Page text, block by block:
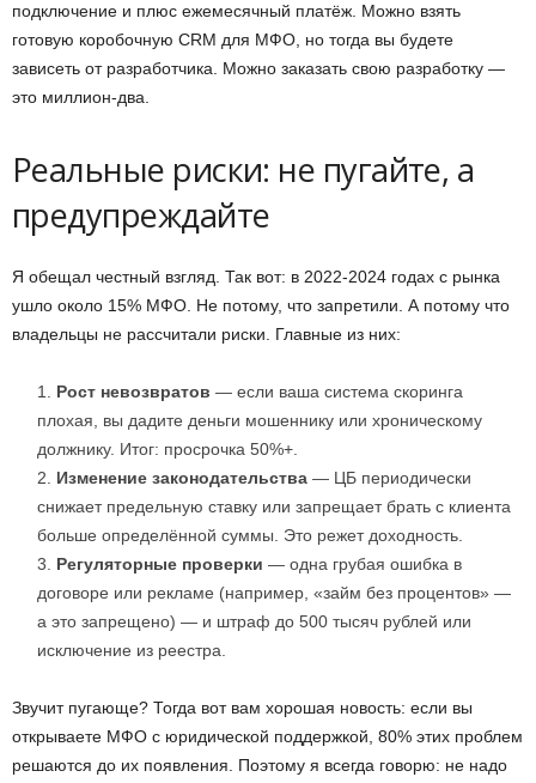
подключение и плюс ежемесячный платёж. Можно взять
готовую коробочную CRM для МФО, но тогда вы будете
зависеть от разработчика. Можно заказать свою разработку —
это миллион-два.
Реальные риски: не пугайте, а
предупреждайте
Я обещал честный взгляд. Так вот: в 2022-2024 годах с рынка
ушло около 15% МФО. Не потому, что запретили. А потому что
владельцы не рассчитали риски. Главные из них:
Рост невозвратов — если ваша система скоринга
плохая, вы дадите деньги мошеннику или хроническому
должнику. Итог: просрочка 50%+.
Изменение законодательства — ЦБ периодически
снижает предельную ставку или запрещает брать с клиента
больше определённой суммы. Это режет доходность.
Регуляторные проверки — одна грубая ошибка в
договоре или рекламе (например, «займ без процентов» —
а это запрещено) — и штраф до 500 тысяч рублей или
исключение из реестра.
Звучит пугающе? Тогда вот вам хорошая новость: если вы
открываете МФО с юридической поддержкой, 80% этих проблем
решаются до их появления. Поэтому я всегда говорю: не надо